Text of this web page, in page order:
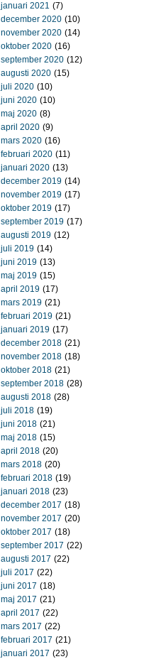
januari 2021 (7)
december 2020 (10)
november 2020 (14)
oktober 2020 (16)
september 2020 (12)
augusti 2020 (15)
juli 2020 (10)
juni 2020 (10)
maj 2020 (8)
april 2020 (9)
mars 2020 (16)
februari 2020 (11)
januari 2020 (13)
december 2019 (14)
november 2019 (17)
oktober 2019 (17)
september 2019 (17)
augusti 2019 (12)
juli 2019 (14)
juni 2019 (13)
maj 2019 (15)
april 2019 (17)
mars 2019 (21)
februari 2019 (21)
januari 2019 (17)
december 2018 (21)
november 2018 (18)
oktober 2018 (21)
september 2018 (28)
augusti 2018 (28)
juli 2018 (19)
juni 2018 (21)
maj 2018 (15)
april 2018 (20)
mars 2018 (20)
februari 2018 (19)
januari 2018 (23)
december 2017 (18)
november 2017 (20)
oktober 2017 (18)
september 2017 (22)
augusti 2017 (22)
juli 2017 (22)
juni 2017 (18)
maj 2017 (21)
april 2017 (22)
mars 2017 (22)
februari 2017 (21)
januari 2017 (23)